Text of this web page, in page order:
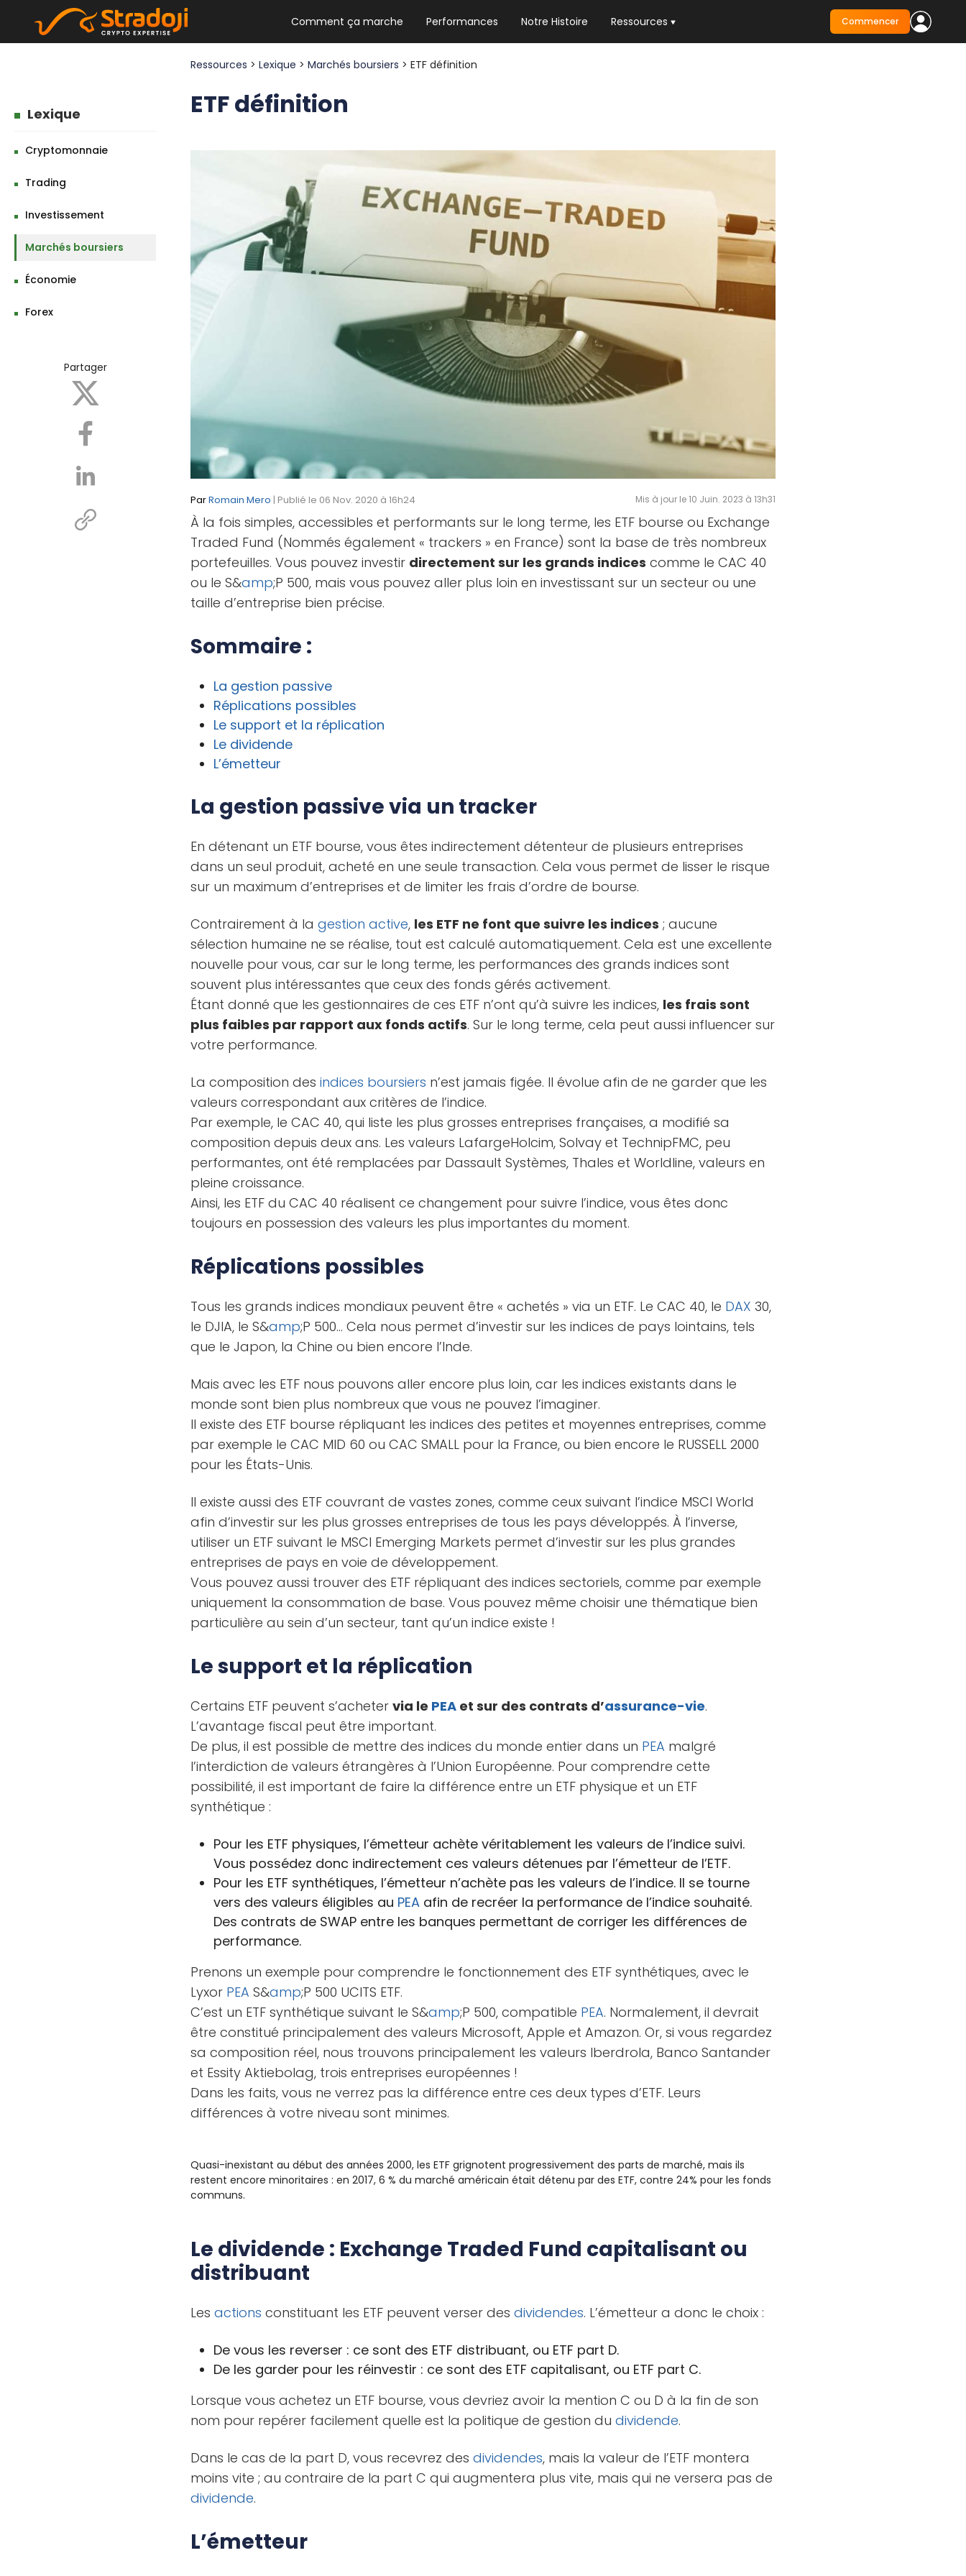
Comment ça marche Performances Notre Histoire Ressources
NEWSLETTER HEBDO
Les news crypto dont vous avez besoin
Le guide ultime pour débuter dans les
cryptomonnaies
Commencer
Lexique
Cryptomonnaie
Trading
Investissement
Marchés boursiers
Économie
Forex
Partager
Ressources >Lexique >Marchés boursiers > ETF définition
ETF définition
ParRomain Mero | Publié le 06 Nov. 2020 à 16h24 Mis à jour le 10 Juin. 2023 à 13h31
À la fois simples, accessibles et performants sur le long terme, les ETF bourse ou Exchange
Traded Fund (Nommés également « trackers » en France) sont la base de très nombreux
portefeuilles. Vous pouvez investir directement sur les grands indices comme le CAC 40
ou le S&amp;P 500, mais vous pouvez aller plus loin en investissant sur un secteur ou une
taille d’entreprise bien précise.
Sommaire :
La gestion passive
Réplications possibles
Le support et la réplication
Le dividende
L’émetteur
La gestion passive via un tracker
En détenant un ETF bourse, vous êtes indirectement détenteur de plusieurs entreprises
dans un seul produit, acheté en une seule transaction. Cela vous permet de lisser le risque
sur un maximum d’entreprises et de limiter les frais d’ordre de bourse.
Contrairement à lagestion active, les ETF ne font que suivre les indices ; aucune
sélection humaine ne se réalise, tout est calculé automatiquement. Cela est une excellente
nouvelle pour vous, car sur le long terme, les performances des grands indices sont
souvent plus intéressantes que ceux des fonds gérés activement.
Étant donné que les gestionnaires de ces ETF n’ont qu’à suivre les indices, les frais sont
plus faibles par rapport aux fonds actifs. Sur le long terme, cela peut aussi influencer sur
votre performance.
La composition desindices boursiers n’est jamais figée. Il évolue afin de ne garder que les
valeurs correspondant aux critères de l’indice.
Par exemple, le CAC 40, qui liste les plus grosses entreprises françaises, a modifié sa
composition depuis deux ans. Les valeurs LafargeHolcim, Solvay et TechnipFMC, peu
performantes, ont été remplacées par Dassault Systèmes, Thales et Worldline, valeurs en
pleine croissance.
Ainsi, les ETF du CAC 40 réalisent ce changement pour suivre l’indice, vous êtes donc
toujours en possession des valeurs les plus importantes du moment.
Réplications possibles
Tous les grands indices mondiaux peuvent être « achetés » via un ETF. Le CAC 40, le DAX 30,
le DJIA, le S&amp;P 500… Cela nous permet d’investir sur les indices de pays lointains, tels
que le Japon, la Chine ou bien encore l’Inde.
Mais avec les ETF nous pouvons aller encore plus loin, car les indices existants dans le
monde sont bien plus nombreux que vous ne pouvez l’imaginer.
Il existe des ETF bourse répliquant les indices des petites et moyennes entreprises, comme
par exemple le CAC MID 60 ou CAC SMALL pour la France, ou bien encore le RUSSELL 2000
pour les États-Unis.
Il existe aussi des ETF couvrant de vastes zones, comme ceux suivant l’indice MSCI World
afin d’investir sur les plus grosses entreprises de tous les pays développés. À l’inverse,
utiliser un ETF suivant le MSCI Emerging Markets permet d’investir sur les plus grandes
entreprises de pays en voie de développement.
Vous pouvez aussi trouver des ETF répliquant des indices sectoriels, comme par exemple
uniquement la consommation de base. Vous pouvez même choisir une thématique bien
particulière au sein d’un secteur, tant qu’un indice existe !
Le support et la réplication
Certains ETF peuvent s’achetervia le PEA et sur des contrats d’assurance-vie.
L’avantage fiscal peut être important.
De plus, il est possible de mettre des indices du monde entier dans un PEA malgré
l’interdiction de valeurs étrangères à l’Union Européenne. Pour comprendre cette
possibilité, il est important de faire la différence entre un ETF physique et un ETF
synthétique :
Pour les ETF physiques, l’émetteur achète véritablement les valeurs de l’indice suivi.
Vous possédez donc indirectement ces valeurs détenues par l’émetteur de l’ETF.
Pour les ETF synthétiques, l’émetteur n’achète pas les valeurs de l’indice. Il se tourne
vers des valeurs éligibles au PEA afin de recréer la performance de l’indice souhaité.
Des contrats de SWAP entre les banques permettant de corriger les différences de
performance.
Prenons un exemple pour comprendre le fonctionnement des ETF synthétiques, avec le
Lyxor PEA S&amp;P 500 UCITS ETF.
C’est un ETF synthétique suivant le S&amp;P 500, compatible PEA. Normalement, il devrait
être constitué principalement des valeurs Microsoft, Apple et Amazon. Or, si vous regardez
sa composition réel, nous trouvons principalement les valeurs Iberdrola, Banco Santander
et Essity Aktiebolag, trois entreprises européennes !
Dans les faits, vous ne verrez pas la différence entre ces deux types d’ETF. Leurs
différences à votre niveau sont minimes.
Quasi-inexistant au début des années 2000, les ETF grignotent progressivement des parts de marché, mais ils
restent encore minoritaires : en 2017, 6 % du marché américain était détenu par des ETF, contre 24% pour les fonds
communs.
Le dividende : Exchange Traded Fund capitalisant ou
distribuant
Lesactions constituant les ETF peuvent verser desdividendes. L’émetteur a donc le choix :
De vous les reverser : ce sont des ETF distribuant, ou ETF part D.
De les garder pour les réinvestir : ce sont des ETF capitalisant, ou ETF part C.
Lorsque vous achetez un ETF bourse, vous devriez avoir la mention C ou D à la fin de son
nom pour repérer facilement quelle est la politique de gestion dudividende.
Dans le cas de la part D, vous recevrez desdividendes, mais la valeur de l’ETF montera
moins vite ; au contraire de la part C qui augmentera plus vite, mais qui ne versera pas de
dividende.
L’émetteur